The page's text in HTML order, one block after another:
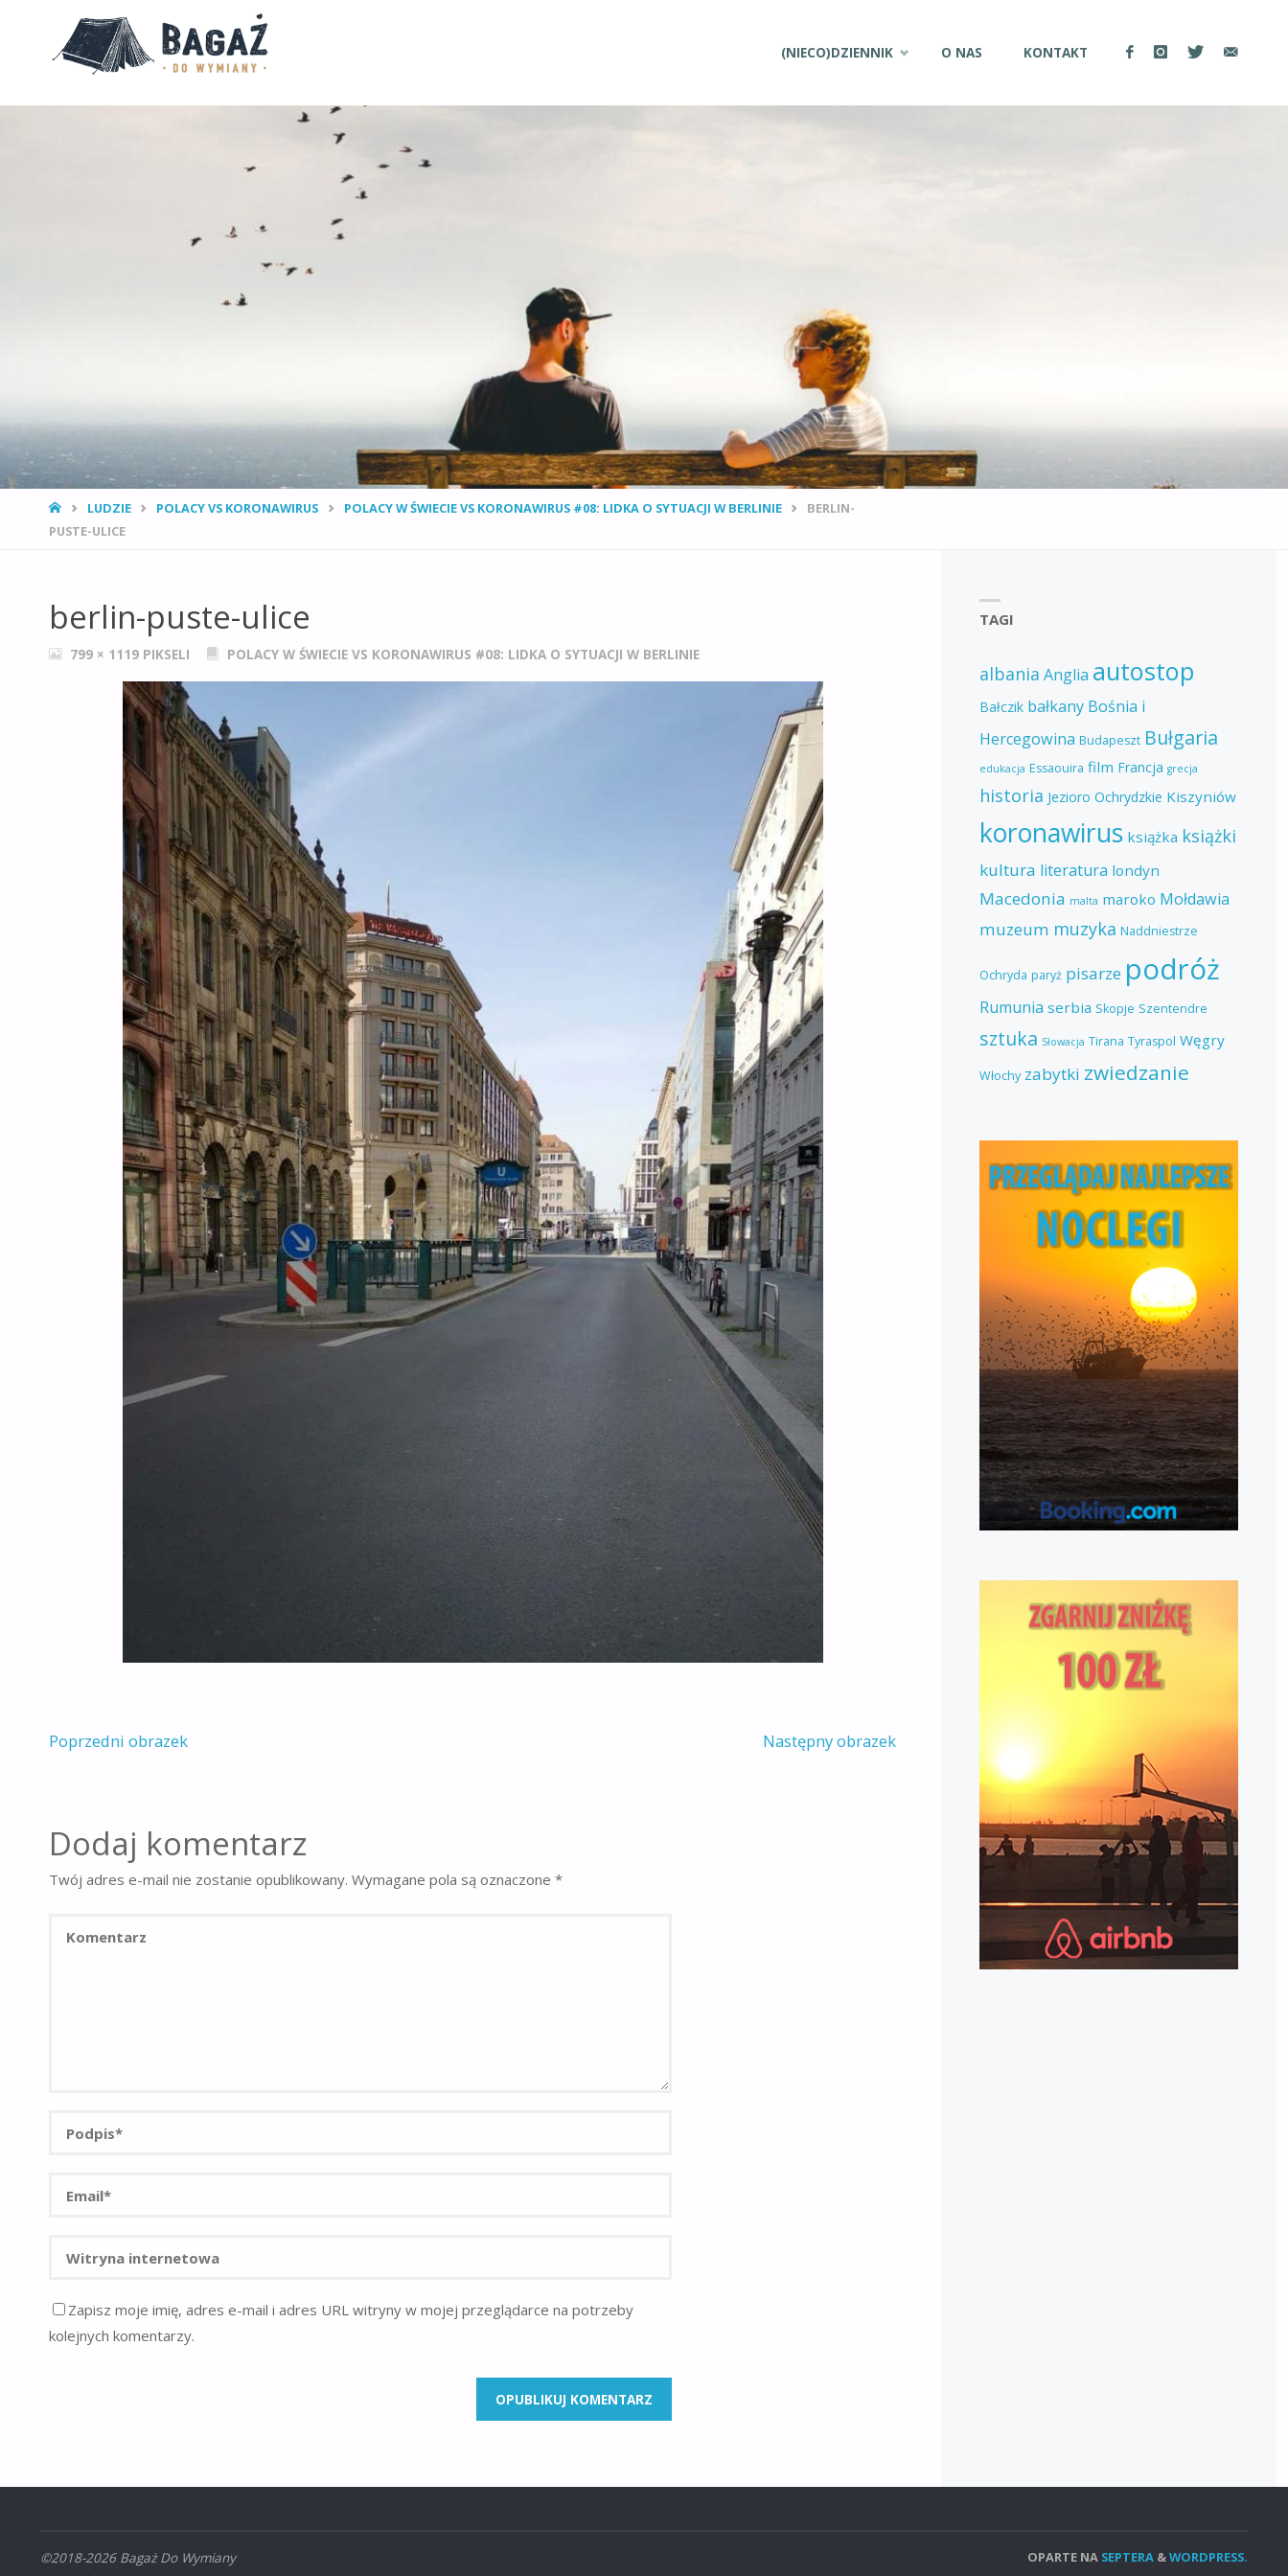
(NIECO)DZIENNIK O NAS KONTAKT
STRONA
GŁÓWNA
LUDZIE POLACY VS KORONAWIRUS POLACY W ŚWIECIE VS KORONAWIRUS #08: LIDKA O SYTUACJI W BERLINIE
BERLIN-
PUSTE-ULICE
berlin-puste-ulice
PEŁNY799 × 1119 PIKSELI POLACY W ŚWIECIE VS KORONAWIRUS #08: LIDKA O SYTUACJI W BERLINIE
Poprzedni obrazek Następny obrazek
Dodaj komentarz
Twój adres e-mail nie zostanie opublikowany. Wymagane pola są oznaczone*
Zapisz moje imię, adres e-mail i adres URL witryny w mojej przeglądarce na potrzeby
kolejnych komentarzy.
TAGI
albania Anglia autostop
Bałczik bałkany Bośnia i
Hercegowina Budapeszt Bułgaria
edukacja Essaouira film Francja grecja
historia Jezioro Ochrydzkie Kiszyniów
koronawirus książka książki
kultura literatura londyn
Macedonia malta maroko Mołdawia
muzeum muzyka Naddniestrze
Ochryda paryż pisarze podróż
Rumunia serbia Skopje Szentendre
sztuka Słowacja Tirana Tyraspol Węgry
Włochy zabytki zwiedzanie
©2018-2026 Bagaż Do Wymiany
OPARTE NA SEPTERA &WORDPRESS.